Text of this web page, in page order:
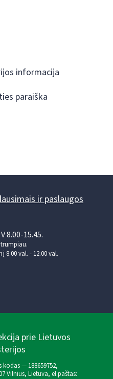
informacija
paraiška
ir paslaugos
8.00-15.45.
8.00 val. - 12.00 val.
prie Lietuvos
— 188659752,
Vilnius, Lietuva, el.paštas: